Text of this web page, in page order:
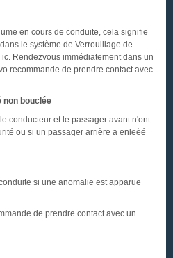
en cours de conduite, cela signifie
le système de Verrouillage de
Rendezvous immédiatement dans un
recommande de prendre contact avec
non bouclée
conducteur et le passager avant n'ont
ou si un passager arrière a enleèé
si une anomalie est apparue
de prendre contact avec un